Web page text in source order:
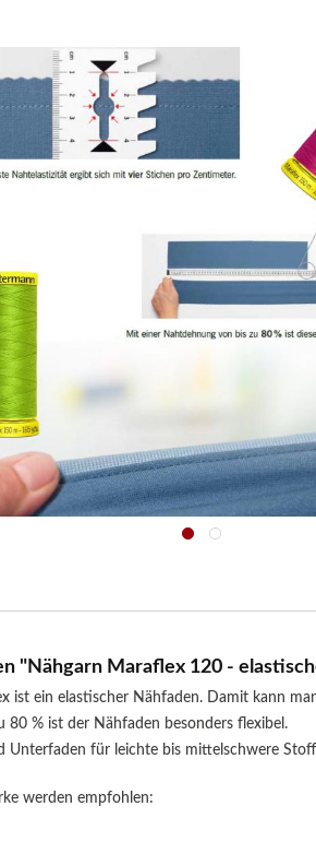
"Nähgarn Maraflex 120 -
ist ein elastischer Nähfaden. Damit kann
80 % ist der Nähfaden besonders flexibel.
Unterfaden für leichte bis mittelschwere
werden empfohlen: